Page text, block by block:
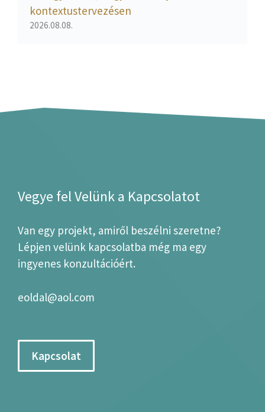
kontextustervezésen
2026.08.08.
Vegye fel Velünk a Kapcsolatot
Van egy projekt, amiről beszélni szeretne?
Lépjen velünk kapcsolatba még ma egy
ingyenes konzultációért.
eoldal@aol.com
Kapcsolat